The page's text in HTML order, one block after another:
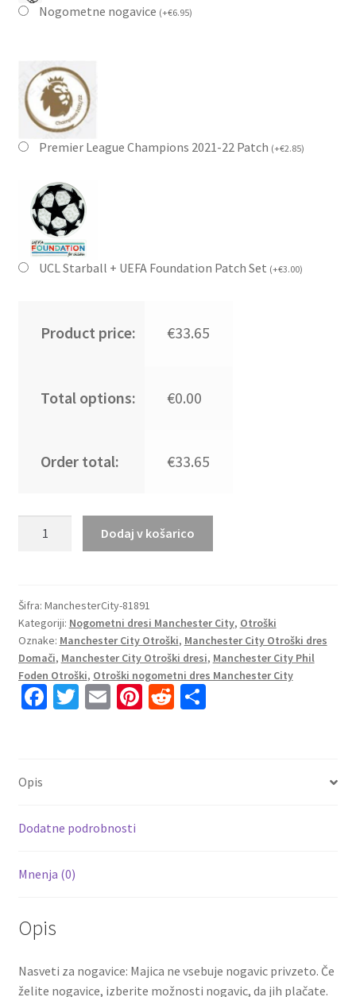
Nogometne nogavice (+€6.95)
Premier League Champions 2021-22 Patch (+€2.85)
UCL Starball + UEFA Foundation Patch Set (+€3.00)
Product price: €33.65
Total options: €0.00
Order total: €33.65
City
Domači
2023
Kratek
Rokav
BRUYNE
količina
Dodaj v košarico
Šifra: ManchesterCity-81891
Kategoriji: Nogometni dresi Manchester City, Otroški
Oznake: Manchester City Otroški, Manchester City Otroški dres
Domači, Manchester City Otroški dresi, Manchester City Phil
Foden Otroški, Otroški nogometni dres Manchester City
Fa
k
T E Pi R S
Opis
Dodatne podrobnosti
Mnenja (0)
Opis
Nasveti za nogavice: Majica ne vsebuje nogavic privzeto. Če
želite nogavice, izberite možnosti nogavic, da jih plačate.